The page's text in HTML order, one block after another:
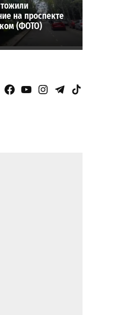
на проспекте
(ФОТО)
Facebook Page
YouTubeInstagram
Telegram
TikTok